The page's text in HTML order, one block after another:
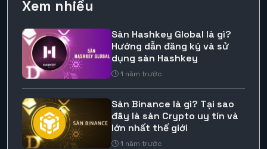
Xem nhiều
Sàn Hashkey Global là gì?
Hướng dẫn đăng ký và sử
dụng sàn Hashkey
1 năm trước
Sàn Binance là gì? Tại sao
đây là sàn Crypto uy tín và
lớn nhất thế giới
1 năm trước